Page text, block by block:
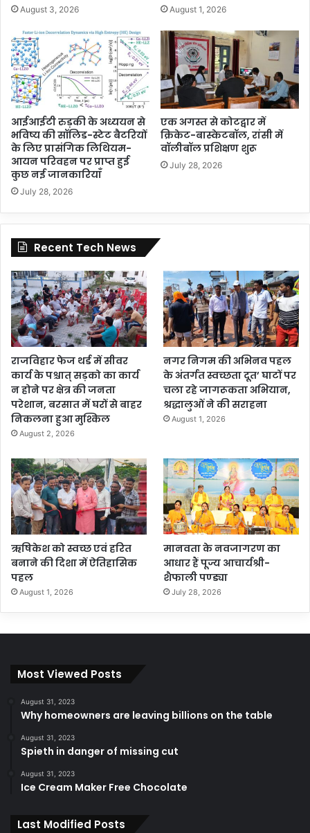
August 3, 2026 August 1, 2026
आईआईटी रुड़की के अध्ययन से
भविष्य की सॉलिड-स्टेट बैटरियों
के लिए प्रासंगिक लिथियम-
आयन परिवहन पर प्राप्त हुई
कुछ नई जानकारियाँ
July 28, 2026
एक अगस्त से कोटद्वार में
क्रिकेट-बास्केटबॉल, रांसी में
वॉलीबॉल प्रशिक्षण शुरू
July 28, 2026
Recent Tech News
राजविहार फेज थर्ड में सीवर
कार्य के पश्चात् सड़को का कार्य
न होने पर क्षेत्र की जनता
परेशान, बरसात में घरों से बाहर
निकलना हुआ मुश्किल
August 2, 2026
नगर निगम की अभिनव पहल
के अंतर्गत स्वच्छता दूत’ घाटों पर
चला रहे जागरूकता अभियान,
श्रद्धालुओं ने की सराहना
August 1, 2026
ऋषिकेश को स्वच्छ एवं हरित
बनाने की दिशा में ऐतिहासिक
पहल
August 1, 2026
मानवता के नवजागरण का
आधार हैं पूज्य आचार्यश्री-
शैफाली पण्ड्या
July 28, 2026
Most Viewed Posts
August 31, 2023
Why homeowners are leaving billions on the table
August 31, 2023
Spieth in danger of missing cut
August 31, 2023
Ice Cream Maker Free Chocolate
Last Modified Posts